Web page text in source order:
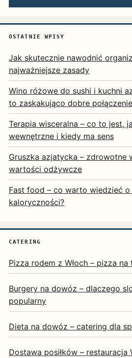
OSTATNIE WPISY
Jak skutecznie nawodnić
najważniejsze zasady
Wino różowe do sushi i kuchni
to zaskakująco dobre
Terapia wisceralna – co to jest,
wewnętrzne i kiedy ma sens
Gruszka azjatycka – zdrowotne
wartości odżywcze
Fast food – co warto wiedzieć
kaloryczności?
CATERING
Pizza rodem z Włoch – pizza na
Burgery na dowóz – dlaczego
popularny
Dieta na dowóz – catering dla
Dostawa posiłków – restauracja